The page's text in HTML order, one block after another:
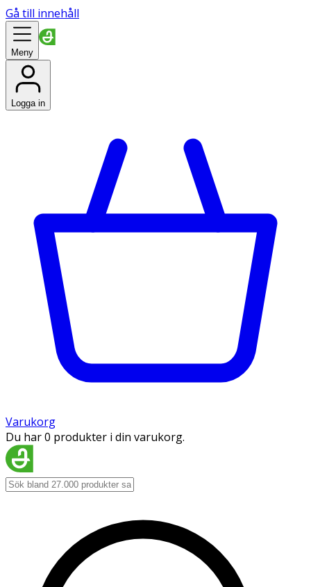
Gå till innehåll
Meny
Logga in
Varukorg
Du har 0 produkter i din varukorg.